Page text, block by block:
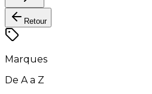
Retour
Marques
De A a Z